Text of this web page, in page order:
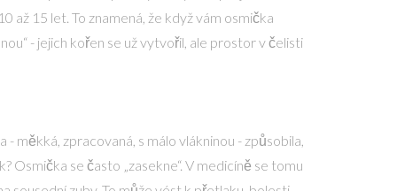
15 let. To znamená, že když vám osmička
- jejich kořen se už vytvořil, ale prostor v čelisti
zpracovaná, s málo vlákninou - způsobila,
se často „zasekne“. V medicíně se tomu